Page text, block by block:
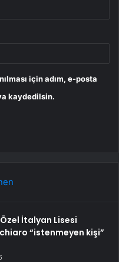
için adım, e-posta
kaydedilsin.
İtalyan Lisesi
“istenmeyen kişi”